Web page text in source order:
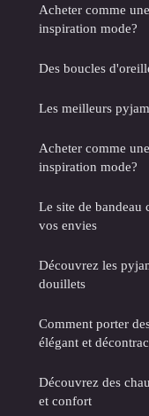
Acheter comme
inspiration mode?
Des boucles
Les meilleurs
Acheter comme
inspiration mode?
Le site de bandeau
vos envies
Découvrez les
douillets
Comment porter
élégant et
Découvrez des
et confort